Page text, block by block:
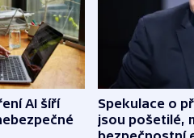
AI šíří
Spekulace o
jsou pošetilé,